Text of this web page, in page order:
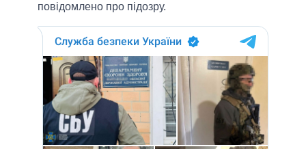
повідомлено про підозру.